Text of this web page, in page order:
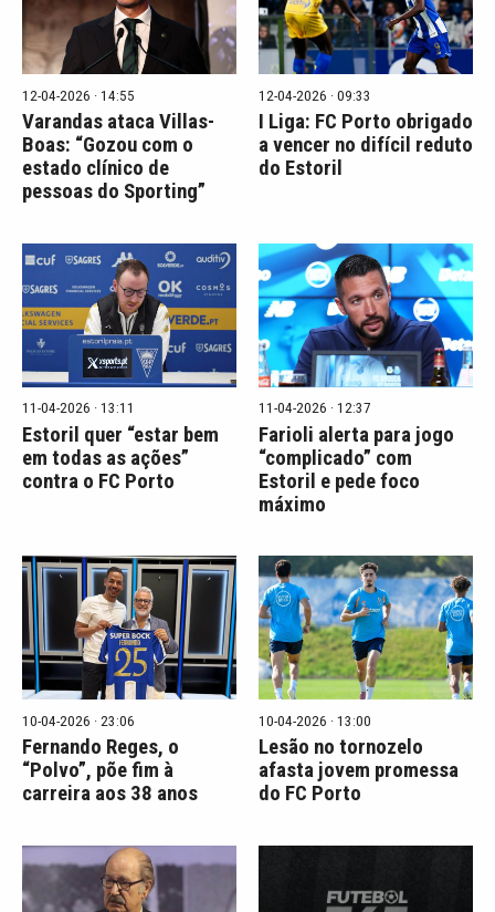
12-04-2026 · 14:55
Varandas ataca Villas-
Boas: “Gozou com o
estado clínico de
pessoas do Sporting”
12-04-2026 · 09:33
I Liga: FC Porto obrigado
a vencer no difícil reduto
do Estoril
11-04-2026 · 13:11
Estoril quer “estar bem
em todas as ações”
contra o FC Porto
11-04-2026 · 12:37
Farioli alerta para jogo
“complicado” com
Estoril e pede foco
máximo
10-04-2026 · 23:06
Fernando Reges, o
“Polvo”, põe fim à
carreira aos 38 anos
10-04-2026 · 13:00
Lesão no tornozelo
afasta jovem promessa
do FC Porto